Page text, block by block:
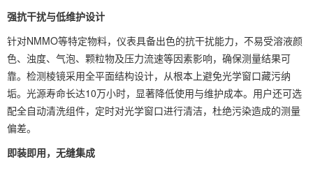
强抗干扰与低维护设计
针对NMMO等特定物料，仪表具备出色的抗干扰能力，不易受溶液颜
色、浊度、气泡、颗粒物及压力流速等因素影响，确保测量结果可
靠。检测棱镜采用全平面结构设计，从根本上避免光学窗口藏污纳
垢。光源寿命长达10万小时，显著降低使用与维护成本。用户还可选
配全自动清洗组件，定时对光学窗口进行清洁，杜绝污染造成的测量
偏差。
即装即用，无缝集成